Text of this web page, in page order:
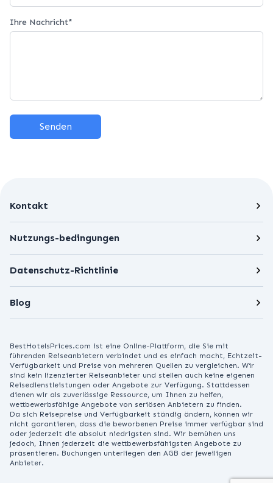
Ihre Nachricht*
Senden
Kontakt
Nutzungs-bedingungen
Datenschutz-Richtlinie
Blog
BestHotelsPrices.com ist eine Online-Plattform, die Sie mit
führenden Reiseanbietern verbindet und es einfach macht, Echtzeit-
Verfügbarkeit und Preise von mehreren Quellen zu vergleichen. Wir
sind kein lizenzierter Reiseanbieter und stellen auch keine eigenen
Reisedienstleistungen oder Angebote zur Verfügung. Stattdessen
dienen wir als zuverlässige Ressource, um Ihnen zu helfen,
wettbewerbsfähige Angebote von seriösen Anbietern zu finden.
Da sich Reisepreise und Verfügbarkeit ständig ändern, können wir
nicht garantieren, dass die beworbenen Preise immer verfügbar sind
oder jederzeit die absolut niedrigsten sind. Wir bemühen uns
jedoch, Ihnen jederzeit die wettbewerbsfähigsten Angebote zu
präsentieren. Buchungen unterliegen den AGB der jeweiligen
Anbieter.